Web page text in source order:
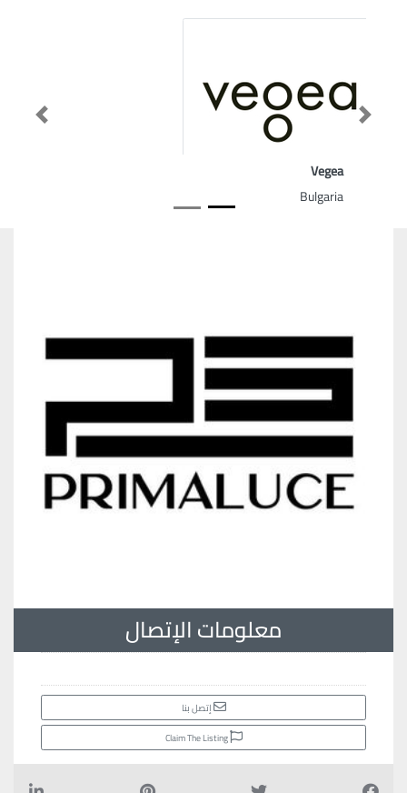
Vegea
Bulgaria
Previous Next
معلومات الإتصال
إتصل بنا
Claim The Listing